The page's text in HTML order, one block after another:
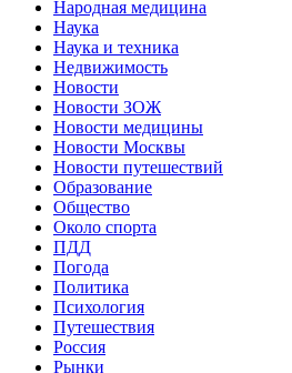
Народная медицина
Наука
Наука и техника
Недвижимость
Новости
Новости ЗОЖ
Новости медицины
Новости Москвы
Новости путешествий
Образование
Общество
Около спорта
ПДД
Погода
Политика
Психология
Путешествия
Россия
Рынки